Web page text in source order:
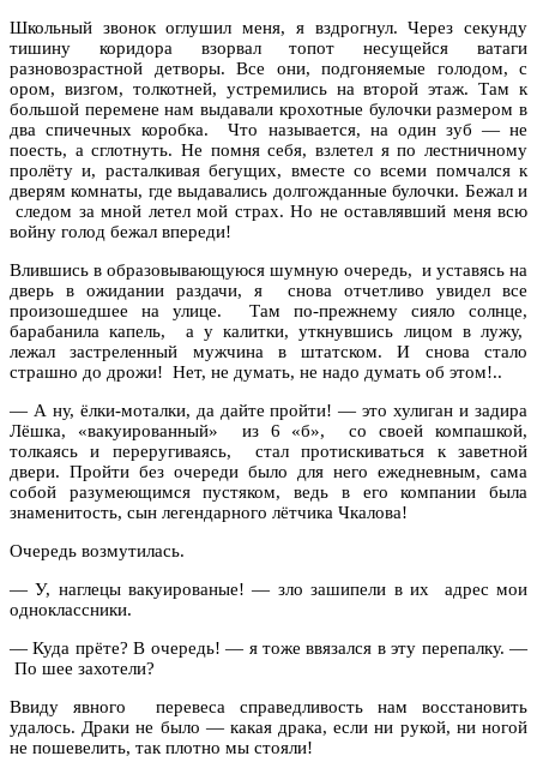
Школьный звонок оглушил меня, я вздрогнул. Через секунду
тишину коридора взорвал топот несущейся ватаги
разновозрастной детворы. Все они, подгоняемые голодом, с
ором, визгом, толкотней, устремились на второй этаж. Там к
большой перемене нам выдавали крохотные булочки размером в
два спичечных коробка. Что называется, на один зуб — не
поесть, а сглотнуть. Не помня себя, взлетел я по лестничному
пролёту и, расталкивая бегущих, вместе со всеми помчался к
дверям комнаты, где выдавались долгожданные булочки. Бежал и
следом за мной летел мой страх. Но не оставлявший меня всю
войну голод бежал впереди!
Влившись в образовывающуюся шумную очередь, и уставясь на
дверь в ожидании раздачи, я снова отчетливо увидел все
произошедшее на улице. Там по-прежнему сияло солнце,
барабанила капель, а у калитки, уткнувшись лицом в лужу,
лежал застреленный мужчина в штатском. И снова стало
страшно до дрожи! Нет, не думать, не надо думать об этом!..
— А ну, ёлки-моталки, да дайте пройти! — это хулиган и задира
Лёшка, «вакуированный» из 6 «б», со своей компашкой,
толкаясь и переругиваясь, стал протискиваться к заветной
двери. Пройти без очереди было для него ежедневным, сама
собой разумеющимся пустяком, ведь в его компании была
знаменитость, сын легендарного лётчика Чкалова!
Очередь возмутилась.
— У, наглецы вакуированые! — зло зашипели в их адрес мои
одноклассники.
— Куда прёте? В очередь! — я тоже ввязался в эту перепалку. —
По шее захотели?
Ввиду явного перевеса справедливость нам восстановить
удалось. Драки не было — какая драка, если ни рукой, ни ногой
не пошевелить, так плотно мы стояли!